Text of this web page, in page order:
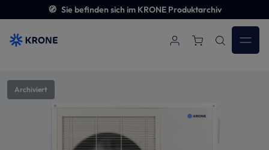
Zum Hauptinhalt springen
🧭 Sie befinden sich im KRONE Produktarchiv
Archiviert
Bildergalerie überspringen